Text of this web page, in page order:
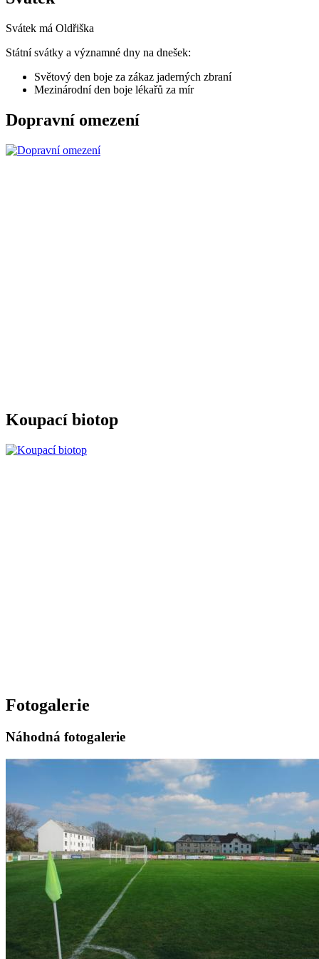
Svátek má Oldřiška
Státní svátky a významné dny na dnešek:
Světový den boje za zákaz jaderných zbraní
Mezinárodní den boje lékařů za mír
Dopravní omezení
Koupací biotop
Fotogalerie
Náhodná fotogalerie